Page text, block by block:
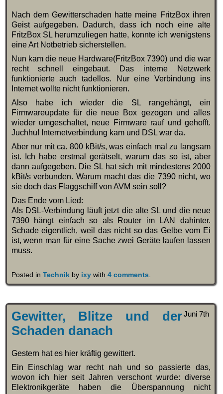
Nach dem Gewitterschaden hatte meine FritzBox ihren
Geist aufgegeben. Dadurch, dass ich noch eine alte
FritzBox SL herumzuliegen hatte, konnte ich wenigstens
eine Art Notbetrieb sicherstellen.
Nun kam die neue Hardware(FritzBox 7390) und die war
recht schnell eingebaut. Das interne Netzwerk
funktionierte auch tadellos. Nur eine Verbindung ins
Internet wollte nicht funktionieren.
Also habe ich wieder die SL rangehängt, ein
Firmwareupdate für die neue Box gezogen und alles
wieder umgeschaltet, neue Firmware rauf und gehofft.
Juchhu! Internetverbindung kam und DSL war da.
Aber nur mit ca. 800 kBit/s, was einfach mal zu langsam
ist. Ich habe erstmal gerätselt, warum das so ist, aber
dann aufgegeben. Die SL hat sich mit mindestens 2000
kBit/s verbunden. Warum macht das die 7390 nicht, wo
sie doch das Flaggschiff von AVM sein soll?
Das Ende vom Lied:
Als DSL-Verbindung läuft jetzt die alte SL und die neue
7390 hängt einfach so als Router im LAN dahinter.
Schade eigentlich, weil das nicht so das Gelbe vom Ei
ist, wenn man für eine Sache zwei Geräte laufen lassen
muss.
Posted in Technikby ixywith 4 comments
Juni 7th
Gewitter, Blitze und der
Schaden danach
Gestern hat es hier kräftig gewittert.
Ein Einschlag war recht nah und so passierte das,
wovon ich hier seit Jahren verschont wurde: diverse
Elektronikgeräte haben die Überspannung nicht